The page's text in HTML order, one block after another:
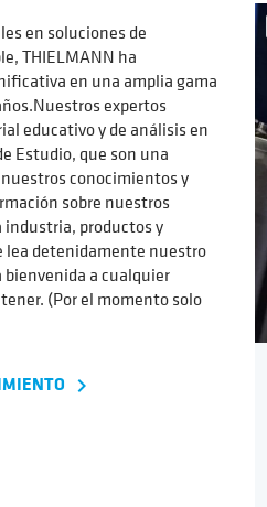
en soluciones de
THIELMANN ha
en una amplia gama
expertos
educativo y de análisis en
Estudio, que son una
conocimientos y
sobre nuestros
productos y
lea detenidamente nuestro
a cualquier
(Por el momento solo
navigate_next